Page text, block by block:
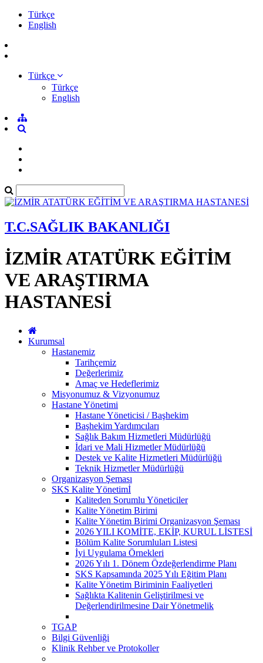
Türkçe
English
Türkçe
Türkçe
English
T.C.SAĞLIK BAKANLIĞI
İZMİR ATATÜRK EĞİTİM
VE ARAŞTIRMA
HASTANESİ
Kurumsal
Hastanemiz
Tarihçemiz
Değerlerimiz
Amaç ve Hedeflerimiz
Misyonumuz & Vizyonumuz
Hastane Yönetimi
Hastane Yöneticisi / Başhekim
Başhekim Yardımcıları
Sağlık Bakım Hizmetleri Müdürlüğü
İdari ve Mali Hizmetler Müdürlüğü
Destek ve Kalite Hizmetleri Müdürlüğü
Teknik Hizmetler Müdürlüğü
Organizasyon Şeması
SKS Kalite Yönetimİ
Kaliteden Sorumlu Yöneticiler
Kalite Yönetim Birimi
Kalite Yönetim Birimi Organizasyon Şeması
2026 YILI KOMİTE, EKİP, KURUL LİSTESİ
Bölüm Kalite Sorumluları Listesi
İyi Uygulama Örnekleri
2026 Yılı 1. Dönem Özdeğerlendirme Planı
SKS Kapsamında 2025 Yılı Eğitim Planı
Kalite Yönetim Biriminin Faaliyetleri
Sağlıkta Kalitenin Geliştirilmesi ve
Değerlendirilmesine Dair Yönetmelik
TGAP
Bilgi Güvenliği
Klinik Rehber ve Protokoller